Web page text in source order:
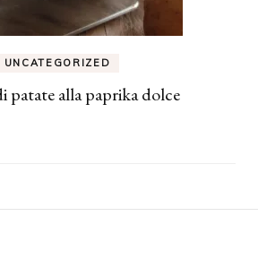
UNCATEGORIZED
patate alla paprika dolce